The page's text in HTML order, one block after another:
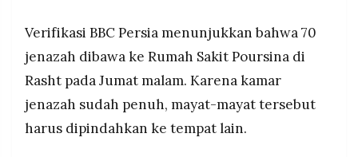
Verifikasi BBC Persia menunjukkan bahwa 70
jenazah dibawa ke Rumah Sakit Poursina di
Rasht pada Jumat malam. Karena kamar
jenazah sudah penuh, mayat-mayat tersebut
harus dipindahkan ke tempat lain.